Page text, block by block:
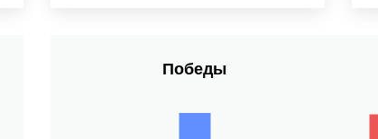
Победы